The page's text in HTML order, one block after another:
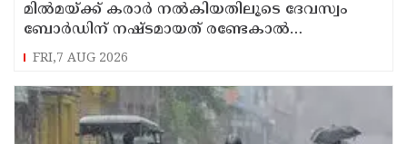
മില്‍മയ്ക്ക് കരാര്‍ നല്‍കിയതിലൂടെ ദേവസ്വം
ബോര്‍ഡിന് നഷ്ടമായത് രണ്ടേകാല്‍
കോടിയിലധികം രൂപ
FRI,7 AUG 2026